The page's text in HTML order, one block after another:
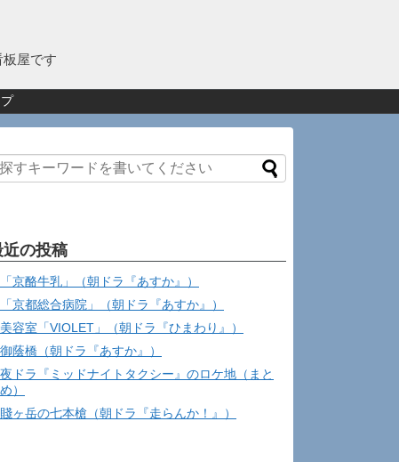
板屋です
近の投稿
「京酪牛乳」（朝ドラ『あすか』）
「京都総合病院」（朝ドラ『あすか』）
美容室「VIOLET」（朝ドラ『ひまわり』）
御蔭橋（朝ドラ『あすか』）
夜ドラ『ミッドナイトタクシー』のロケ地（まと
め）
賤ヶ岳の七本槍（朝ドラ『走らんか！』）